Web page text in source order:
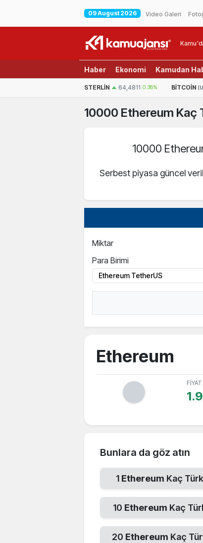
09 August 2026 Video Galeri
Haber Ekonomi Kamudan
STERLIN 64,4811 0.38% BITCOIN
10000 Ethereum Kaç
10000
Serbest piyasa güncel
Miktar
Para Birimi
Ethereum
FİYAT
Bunlara da göz atın
1 Ethereum Kaç
10 Ethereum Kaç
20 Ethereum Kaç